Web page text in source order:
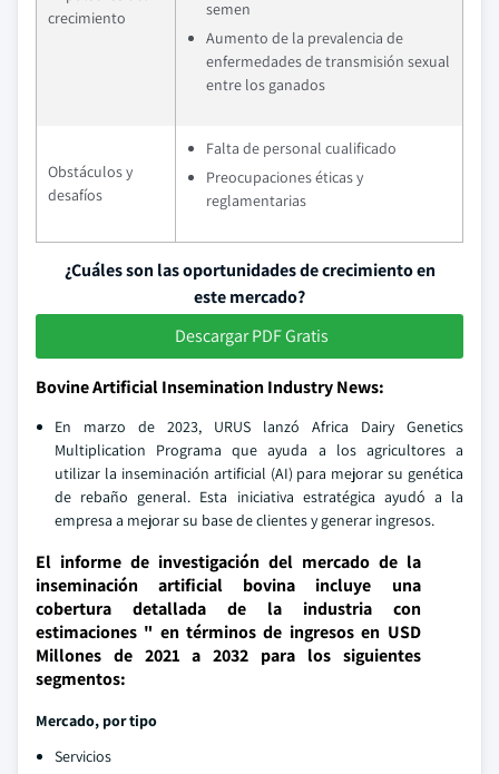
crecimiento
semen
Aumento de la prevalencia de
enfermedades de transmisión sexual
entre los ganados
Obstáculos y
desafíos
Falta de personal cualificado
Preocupaciones éticas y
reglamentarias
¿Cuáles son las oportunidades de crecimiento en
este mercado?
Descargar PDF Gratis
Bovine Artificial Insemination Industry News:
En marzo de 2023, URUS lanzó Africa Dairy Genetics
Multiplication Programa que ayuda a los agricultores a
utilizar la inseminación artificial (AI) para mejorar su genética
de rebaño general. Esta iniciativa estratégica ayudó a la
empresa a mejorar su base de clientes y generar ingresos.
El informe de investigación del mercado de la
inseminación artificial bovina incluye una
cobertura detallada de la industria con
estimaciones " en términos de ingresos en USD
Millones de 2021 a 2032 para los siguientes
segmentos:
Mercado, por tipo
Servicios